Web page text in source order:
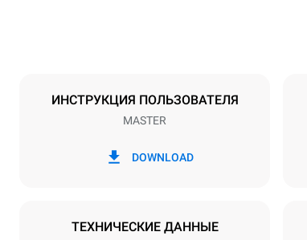
ИНСТРУКЦИЯ ПОЛЬЗОВАТЕЛЯ
MASTER
DOWNLOAD
ТЕХНИЧЕСКИЕ ДАННЫЕ